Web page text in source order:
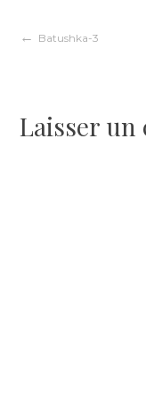
Navigation
l’article
Batushka-3
Laisser un